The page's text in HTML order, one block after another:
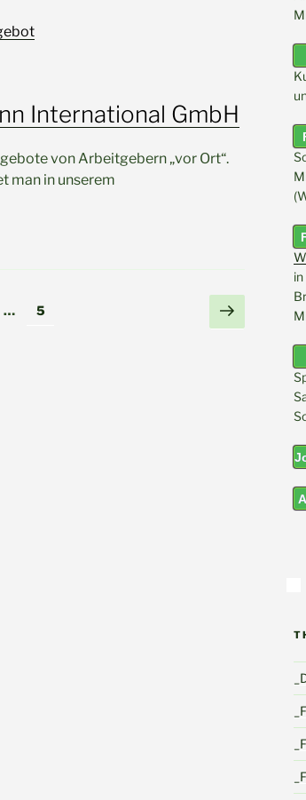
International GmbH
von Arbeitgebern „vor Ort“.
man in unserem
… Seite
5
Nächste
Seite